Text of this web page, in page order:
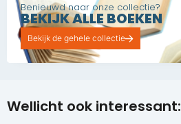
Benieuwd naar onze collectie?
BEKIJK ALLE BOEKEN
Bekijk de gehele collectie
Wellicht ook interessant: